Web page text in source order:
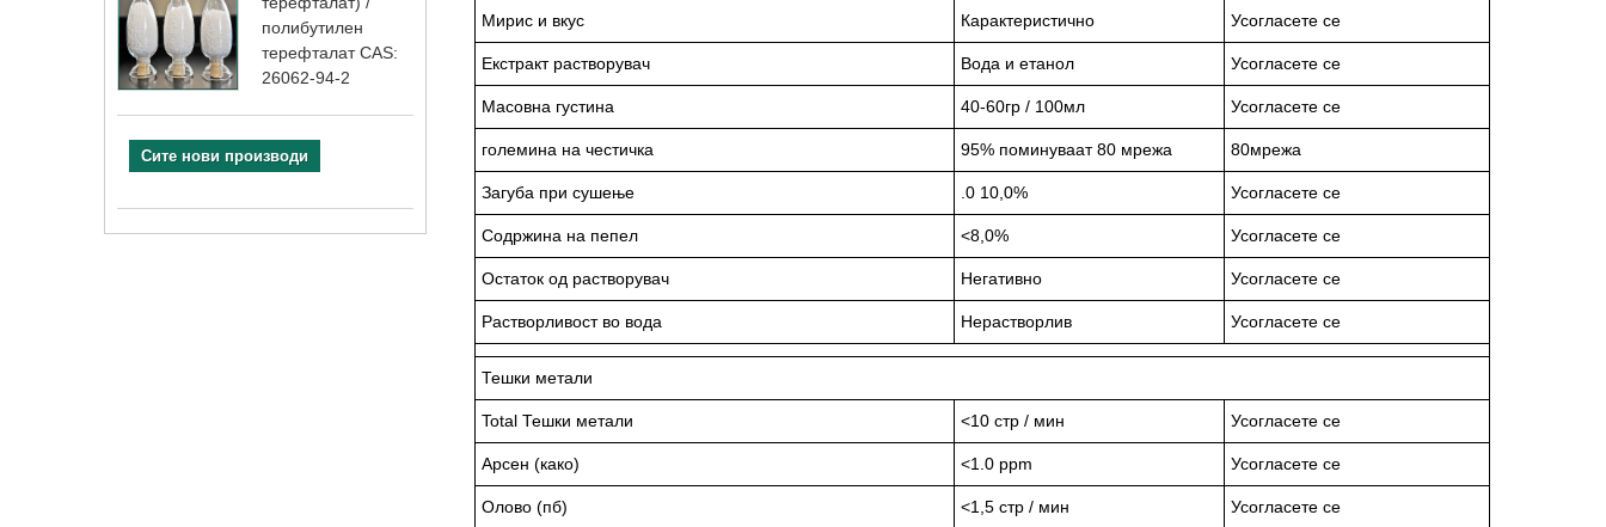
полибутилен
терефталат CAS:
26062-94-2
Сите нови производи
Мирис и вкус Карактеристично Усогласете се
Екстракт растворувач Вода и етанол Усогласете се
Масовна густина 40-60гр / 100мл Усогласете се
големина на честичка 95% поминуваат 80 мрежа 80мрежа
Загуба при сушење .0 10,0% Усогласете се
Содржина на пепел <8,0% Усогласете се
Остаток од растворувач Негативно Усогласете се
Растворливост во вода Нерастворлив Усогласете се
Тешки метали
Total Тешки метали <10 стр / мин Усогласете се
Арсен (како) <1.0 ppm Усогласете се
Олово (пб) <1,5 стр / мин Усогласете се